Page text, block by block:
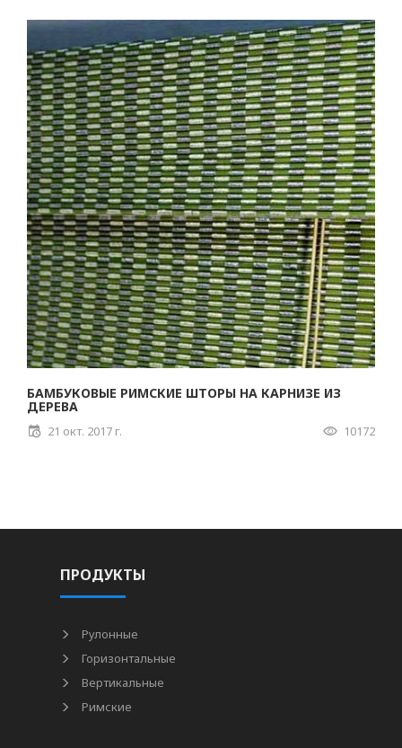
БАМБУКОВЫЕ РИМСКИЕ ШТОРЫ НА КАРНИЗЕ ИЗ
ДЕРЕВА
21 окт. 2017 г. 10172
ПРОДУКТЫ
Рулонные
Горизонтальные
Вертикальные
Римские